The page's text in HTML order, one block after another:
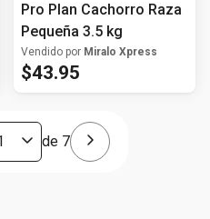
Pro Plan Cachorro Raza
Pequeña 3.5 kg
Vendido por Miralo Xpress
$43.95
de 7